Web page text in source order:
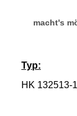
macht's
Typ:
HK 132513-